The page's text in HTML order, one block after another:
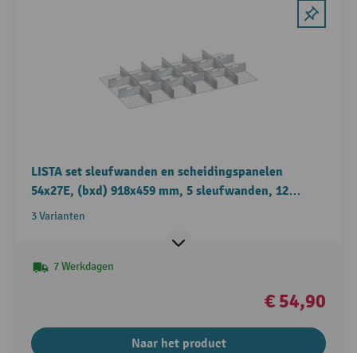
LISTA set sleufwanden en scheidingspanelen
54x27E, (bxd) 918x459 mm, 5 sleufwanden, 12
scheidingspanelen
3 Varianten
7 Werkdagen
€ 54,90
Naar het product